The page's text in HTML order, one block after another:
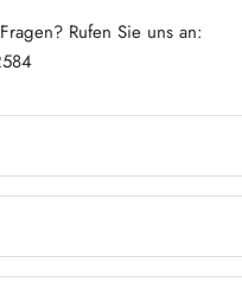
Rufen Sie uns an: